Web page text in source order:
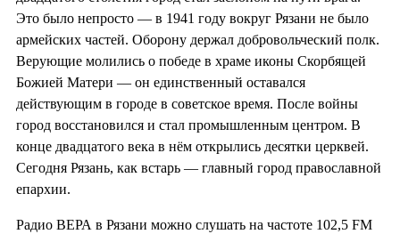
Это было непросто — в 1941 году вокруг Рязани не было
армейских частей. Оборону держал добровольческий полк.
Верующие молились о победе в храме иконы Скорбящей
Божией Матери — он единственный оставался
действующим в городе в советское время. После войны
город восстановился и стал промышленным центром. В
конце двадцатого века в нём открылись десятки церквей.
Сегодня Рязань, как встарь — главный город православной
епархии.
Радио ВЕРА в Рязани можно слушать на частоте 102,5 FM